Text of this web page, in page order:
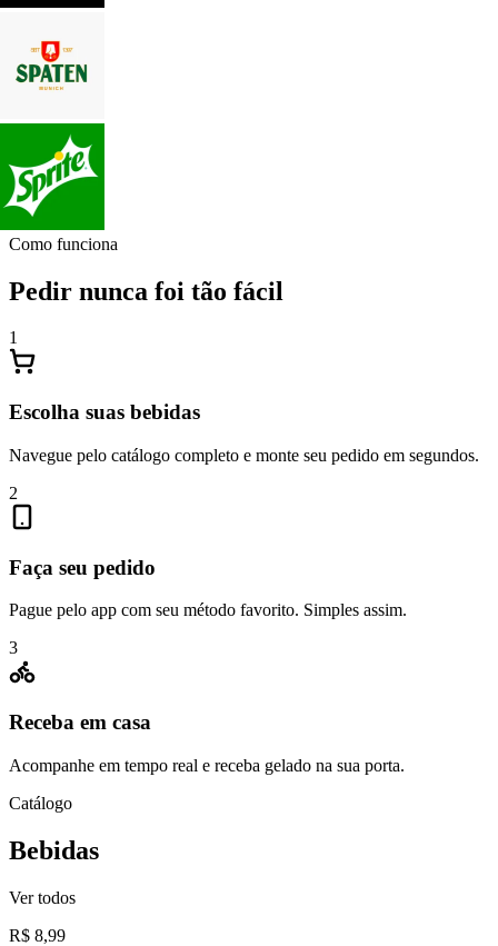
Como funciona
Pedir nunca foi tão fácil
1
Escolha suas bebidas
Navegue pelo catálogo completo e monte seu pedido em segundos.
2
Faça seu pedido
Pague pelo app com seu método favorito. Simples assim.
3
Receba em casa
Acompanhe em tempo real e receba gelado na sua porta.
Catálogo
Bebidas
Ver todos
R$ 8,99